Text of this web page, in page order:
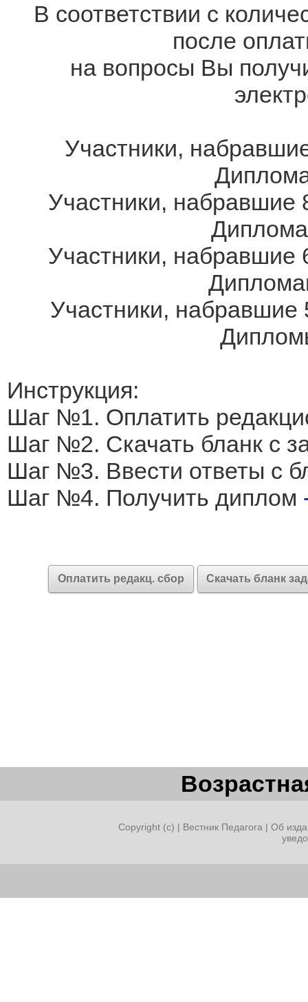
В соответствии с
после
на вопросы Вы
Участники,
Участники, набравшие
Участники, набравшие
Участники,
Инструкция:
Шаг №1. Оплатить
Шаг №2. Скачать бланк с
Шаг №3. Ввести ответы с
Шаг №4. Получить диплом
Оплатить редакц. сбор Скачать бланк
Copyright (c) | Вестник Педагога | Об